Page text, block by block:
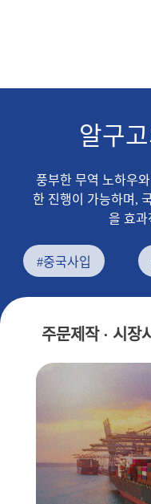
알구
풍부한 무역 노하우
한 진행이 가능하며,
을 효과
#중국사입
주문제작 · 시장